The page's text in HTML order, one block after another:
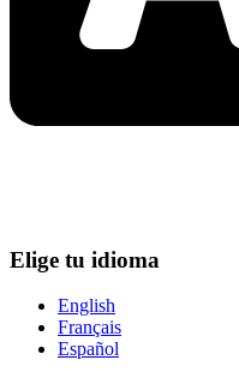
Elige tu idioma
English
Français
Español